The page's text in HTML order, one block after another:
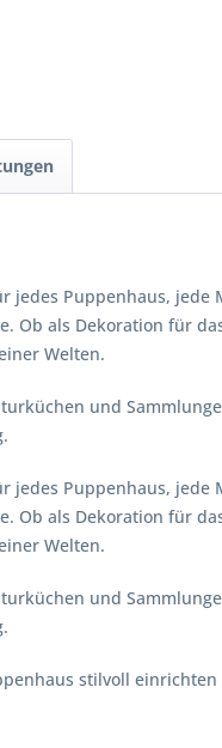
Puppenhaus,
als Dekoration für
Welten.
und
Puppenhaus,
als Dekoration für
Welten.
und
stilvoll